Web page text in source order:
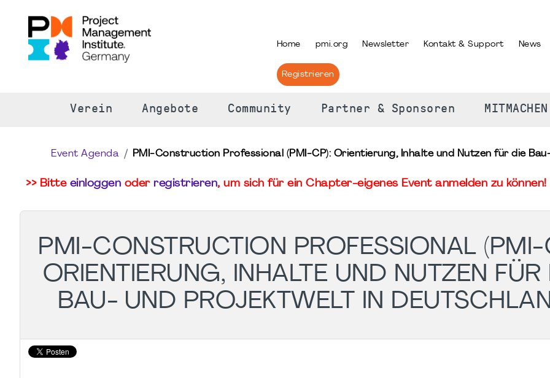
Home pmi.org Newsletter Kontakt & Support News
Registrieren
Verein Angebote Community Partner & Sponsoren MITMACHEN
Event Agenda PMI-Construction Professional (PMI-CP): Orientierung, Inhalte und Nutzen für die
>> Bitte einloggen oder registrieren, um sich für ein Chapter-eigenes Event anmelden zu können!
PMI-CONSTRUCTION PROFESSIONAL (PMI-
ORIENTIERUNG, INHALTE UND NUTZEN FÜR
BAU- UND PROJEKTWELT IN